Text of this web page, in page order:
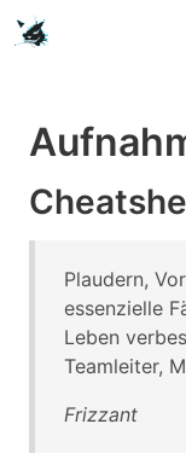
Plaudern,
essenzielle
Leben
Teamleiter,
Frizzant